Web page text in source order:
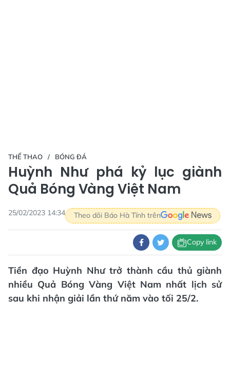
THỂ THAO BÓNG ĐÁ
Huỳnh Như phá kỷ lục giành
Quả Bóng Vàng Việt Nam
25/02/2023 14:34 Theo dõi Báo Hà Tĩnh trên
Copy link
Tiền đạo Huỳnh Như trở thành cầu thủ giành
nhiều Quả Bóng Vàng Việt Nam nhất lịch sử
sau khi nhận giải lần thứ năm vào tối 25/2.